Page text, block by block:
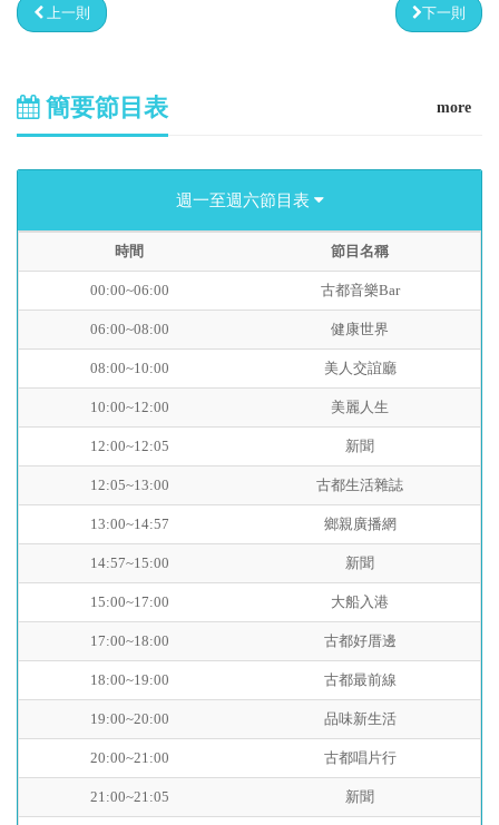
上一則 下一則
簡要節目表 more
週一至週六節目表
時間 節目名稱
00:00~06:00 古都音樂Bar
06:00~08:00 健康世界
08:00~10:00 美人交誼廳
10:00~12:00 美麗人生
12:00~12:05 新聞
12:05~13:00 古都生活雜誌
13:00~14:57 鄉親廣播網
14:57~15:00 新聞
15:00~17:00 大船入港
17:00~18:00 古都好厝邊
18:00~19:00 古都最前線
19:00~20:00 品味新生活
20:00~21:00 古都唱片行
21:00~21:05 新聞